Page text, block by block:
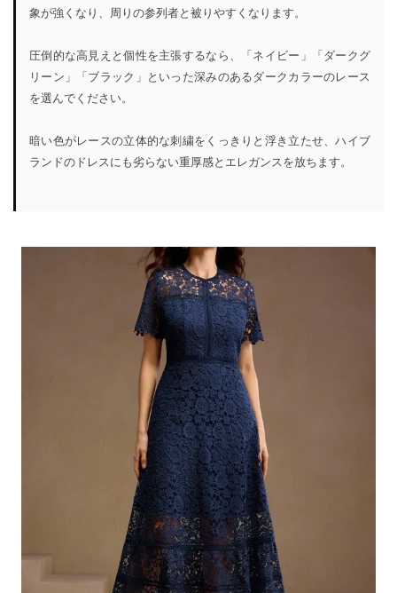
象が強くなり、周りの参列者と被りやすくなります。
圧倒的な高見えと個性を主張するなら、「ネイビー」「ダークグ
リーン」「ブラック」といった深みのあるダークカラーのレース
を選んでください。
暗い色がレースの立体的な刺繍をくっきりと浮き立たせ、ハイブ
ランドのドレスにも劣らない重厚感とエレガンスを放ちます。